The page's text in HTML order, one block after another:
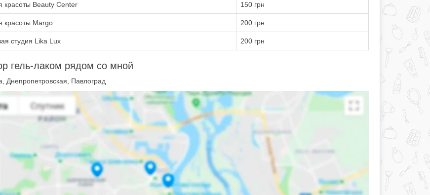
красоты Beauty Center 150 грн
красоты Margo 200 грн
студия Lika Lux 200 грн
гель-лаком рядом со мной
Днепропетровская, Павлоград